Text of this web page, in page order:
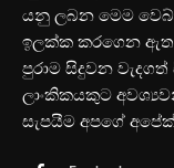
යනු ලබන මෙම
ඉලක්ක කරගෙන
පුරාම සිදුවන
ලාංකිකයකුට
සැපයීම අපගේ